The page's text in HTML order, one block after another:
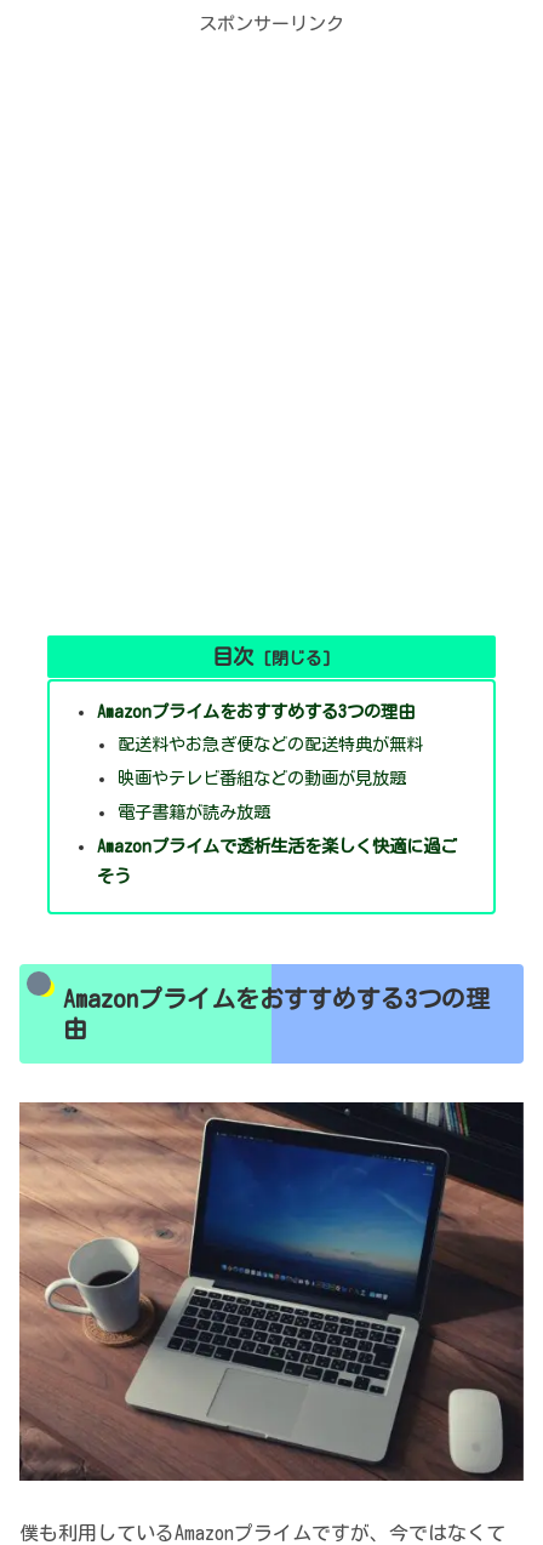
スポンサーリンク
目次
Amazonプライムをおすすめする3つの理由
配送料やお急ぎ便などの配送特典が無料
映画やテレビ番組などの動画が見放題
電子書籍が読み放題
Amazonプライムで透析生活を楽しく快適に過ご
そう
Amazonプライムをおすすめする3つの理
由
僕も利用しているAmazonプライムですが、今ではなくて